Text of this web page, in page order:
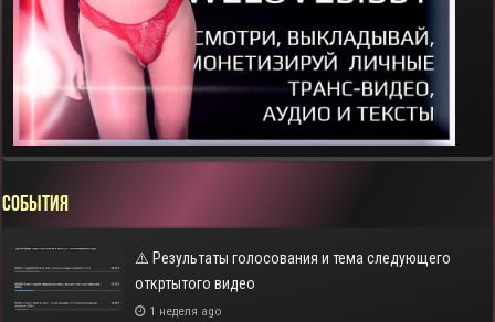
СОБЫТИЯ
⚠️ Результаты голосования и тема следующего
откртытого видео
1 неделя ago